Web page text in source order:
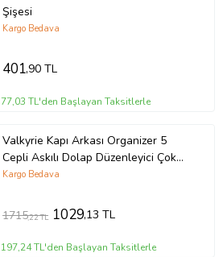
Şişesi
Kargo Bedava
401,90 TL
77,03 TL'den Başlayan Taksitlerle
Valkyrie Kapı Arkası Organizer 5
Cepli Askılı Dolap Düzenleyici Çok
Amaçlı Kapı Arkası Raf 20kg Taşıma
Kargo Bedava
1715,22 TL 1029,13 TL
197,24 TL'den Başlayan Taksitlerle